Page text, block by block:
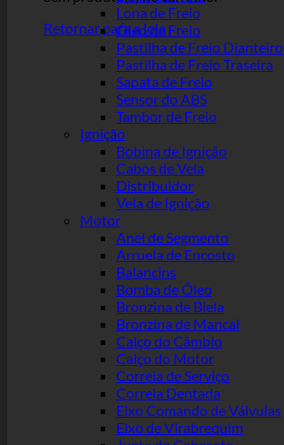
Retornar para a loja
Lona de Freio
Óleo de Freio
Pastilha de Freio Dianteiro
Pastilha de Freio Traseira
Sapata de Freio
Sensor do ABS
Tambor de Freio
Ignição
Bobina de Ignição
Cabos de Vela
Distribuidor
Vela de Ignição
Motor
Anel de Segmento
Arruela de Encosto
Balancins
Bomba de Óleo
Bronzina de Biela
Bronzina de Mancal
Calço do Câmbio
Calço do Motor
Correia de Serviço
Correia Dentada
Eixo Comando de Válvulas
Eixo de Virabrequim